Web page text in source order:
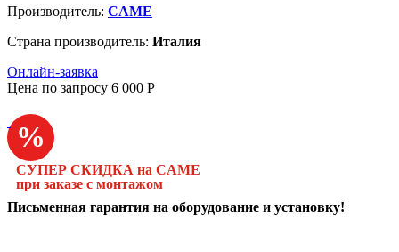
Производитель: CAME
Страна производитель: Италия
Онлайн-заявка
Цена по запросу 6 000 P
%
СУПЕР СКИДКА на CAME
при заказе с монтажом
Письменная гарантия на оборудование и установку!